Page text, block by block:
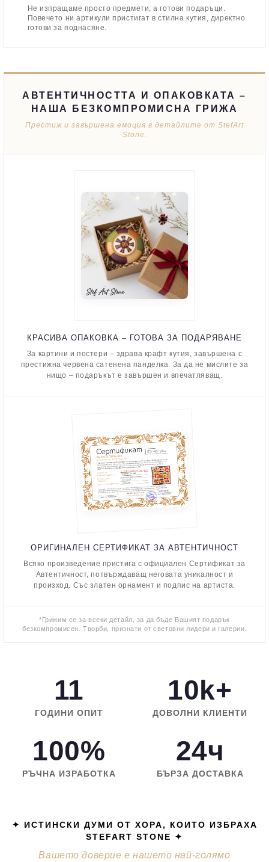
Не изпращаме просто предмети, а готови подаръци.
Повечето ни артикули пристигат в стилна кутия, директно
готови за поднасяне.
АВТЕНТИЧНОСТТА И ОПАКОВКАТА –
НАША БЕЗКОМПРОМИСНА ГРИЖА
Престиж и завършена емоция в детайлите от StefArt
Stone.
КРАСИВА ОПАКОВКА – ГОТОВА ЗА ПОДАРЯВАНЕ
За картини и постери – здрава крафт кутия, завършена с
престижна червена сатенена панделка. За да не мислите за
нищо – подаръкът е завършен и впечатляващ.
ОРИГИНАЛЕН СЕРТИФИКАТ ЗА АВТЕНТИЧНОСТ
Всяко произведение пристига с официален Сертификат за
Автентичност, потвърждаващ неговата уникалност и
произход. Със златен орнамент и подпис на артиста.
*Грижим се за всеки детайл, за да бъде Вашият подарък
безкомпромисен. Творби, признати от световни лидери и галерии.
11
ГОДИНИ ОПИТ
10k+
ДОВОЛНИ КЛИЕНТИ
100%
РЪЧНА ИЗРАБОТКА
24ч
БЪРЗА ДОСТАВКА
✦ ИСТИНСКИ ДУМИ ОТ ХОРА, КОИТО ИЗБРАХА
STEFART STONE ✦
Вашето доверие е нашето най-голямо